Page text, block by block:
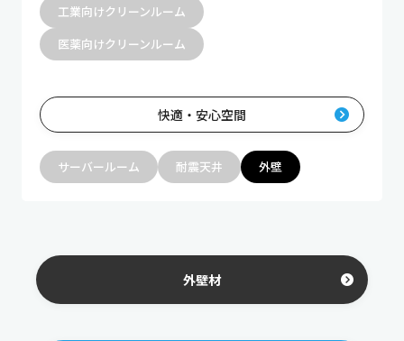
工業向けクリーンルーム
医薬向けクリーンルーム
快適・安心空間
サーバールーム 耐震天井 外壁
外壁材